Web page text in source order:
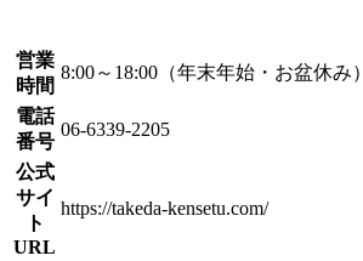
営業
時間
8:00～18:00（年末年始・お盆休み）
電話
番号
06-6339-2205
公式
サイ
ト
URL
https://takeda-kensetu.com/